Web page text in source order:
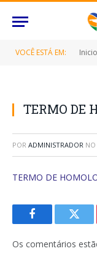
VOCÊ ESTÁ EM: Inicio
TERMO DE
POR ADMINISTRADOR NO
TERMO DE
Facebook
Os comentários